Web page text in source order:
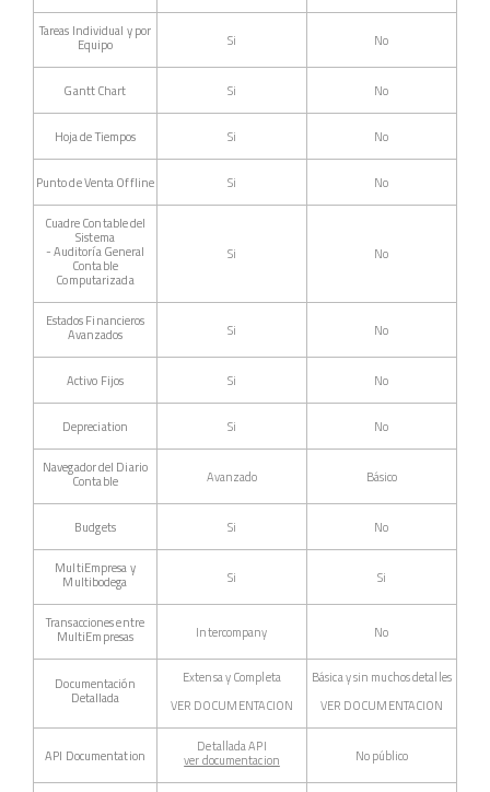
Tareas Individual y por
Equipo
Si No
Gantt Chart Si No
Hoja de Tiempos Si No
Punto de Venta Offline Si No
Cuadre Contable del
Sistema
- Auditoría General
Contable
Computarizada
Si No
Estados Financieros
Avanzados
Si No
Activo Fijos Si No
Depreciation Si No
Navegador del Diario
Contable
Avanzado Básico
Budgets Si No
MultiEmpresa y
Multibodega
Si Si
Transacciones entre
MultiEmpresas
Intercompany No
Documentación
Detallada
Extensa y Completa
VER DOCUMENTACION
Básica y sin muchos detalles
VER DOCUMENTACION
API Documentation
Detallada API
ver documentacion
No público